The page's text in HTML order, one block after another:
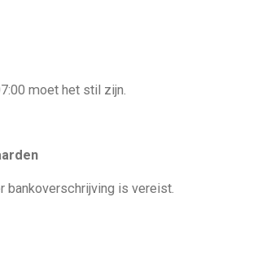
moet het stil zijn.
bankoverschrijving is vereist.